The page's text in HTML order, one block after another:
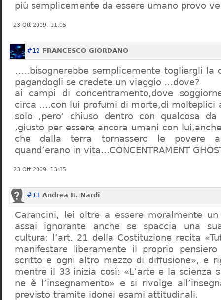
più semplicemente da essere umano provo
23 Ott 2009, 11:05
#12 FRANCESCO GIORDANO
…..bisognerebbe semplicemente togliergli la
pagandogli se credete un viaggio …dove?
ai campi di concentramento,dove
circa ….con lui profumi di morte,di molteplici
solo ,pero’ chiuso dentro con qualcosa
,giusto per essere ancora umani con
che dalla terra tornassero le povere
quand’erano in vita…CONCENTRAMENT
23 Ott 2009, 13:35
#13 Andrea B. Nardi
Carancini, lei oltre a essere moralmente
assai ignorante anche se spaccia una
cultura: l’art. 21 della Costituzione recita
manifestare liberamente il proprio
scritto e ogni altro mezzo di diffusione», e
mentre il 33 inizia così: «L’arte e la scienza
ne è l’insegnamento» e si rivolge
previsto tramite idonei esami attitudinali.